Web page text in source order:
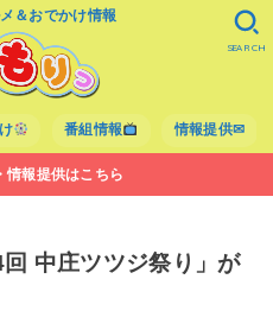
＆おでかけ情報
番組情報 情報提供✉
SEARCH
情報提供はこちら
中庄ツツジ祭り」が